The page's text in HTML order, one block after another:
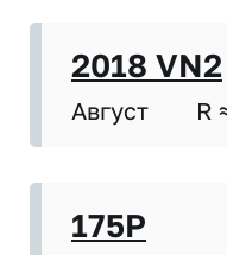
2018 VN2
Август R
175P